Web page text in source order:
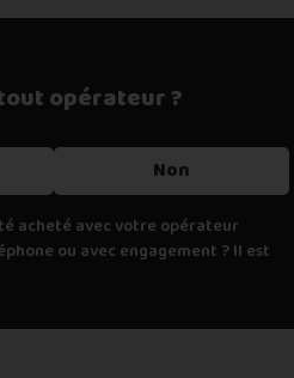
opérateur ?
Non
acheté avec votre opérateur
ou avec engagement ? Il est
affirmations suivantes est vraie :
ne fonctionnent pas,